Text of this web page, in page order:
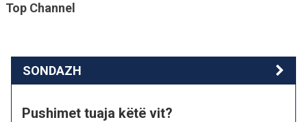
Top Channel
SONDAZH
Pushimet tuaja këtë vit?